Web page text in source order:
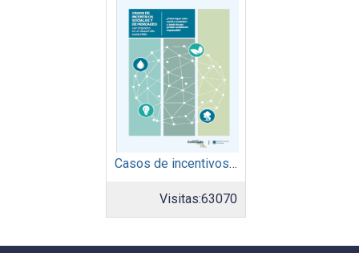
Casos de incentivos sociales y de mercadeo
Visitas:63070